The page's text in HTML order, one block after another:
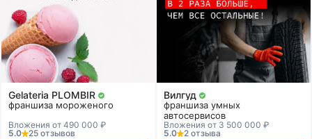
Gelateria PLOMBIR
франшиза мороженого
Вложения от 490 000 ₽
5.0
25 отзывов
Вилгуд
франшиза умных
автосервисов
Вложения от 3 500 000 ₽
5.0
2 отзыва